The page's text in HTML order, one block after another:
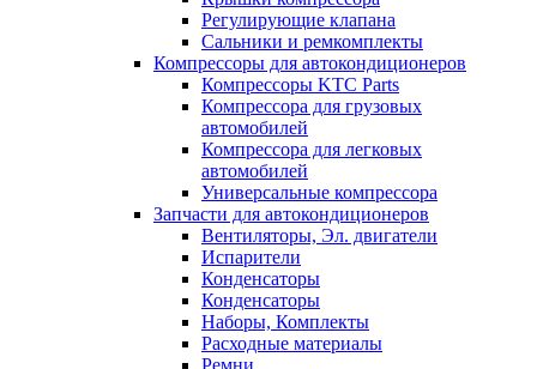
Регулирующие клапана
Сальники и ремкомплекты
Компрессоры для автокондиционеров
Компрессоры KTC Parts
Компрессора для грузовых
автомобилей
Компрессора для легковых
автомобилей
Универсальные компрессора
Запчасти для автокондиционеров
Вентиляторы, Эл. двигатели
Испарители
Конденсаторы
Конденсаторы
Наборы, Комплекты
Расходные материалы
Ремни